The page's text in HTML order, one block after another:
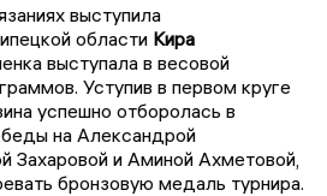
выступила
области Кира
выступала в весовой
Уступив в первом круге
успешно отборолась в
на Александрой
Захаровой и Аминой Ахметовой,
бронзовую медаль турнира.